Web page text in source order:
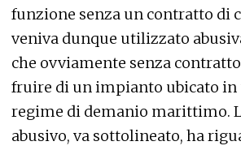
funzione senza un contratto di
veniva dunque utilizzato
che ovviamente senza
fruire di un impianto ubicato in
regime di demanio marittimo.
abusivo, va sottolineato, ha